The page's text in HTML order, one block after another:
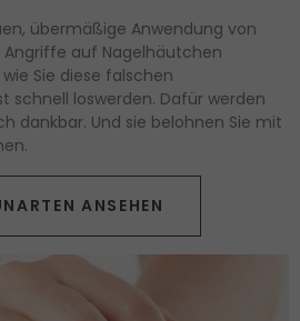
übermäßige Anwendung von
auf Nagelhäutchen
Sie diese falschen
schnell loswerden. Dafür werden
dankbar. Und sie belohnen Sie mit
ANSEHEN